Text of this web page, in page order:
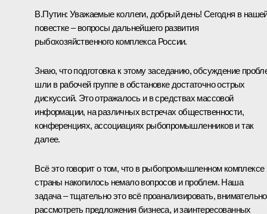
В.Путин: Уважаемые коллеги, добрый день! Сегодня в
повестке – вопросы дальнейшего развития
рыбохозяйственного комплекса России.
Знаю, что подготовка к этому заседанию, обсуждение
шли в рабочей группе в обстановке достаточно острых
дискуссий. Это отражалось и в средствах массовой
информации, на различных встречах общественности,
конференциях, ассоциациях рыбопромышленников и так
далее.
Всё это говорит о том, что в рыбопромышленном комплексе
страны накопилось немало вопросов и проблем. Наша
задача – тщательно это всё проанализировать, внимательно
рассмотреть предложения бизнеса, и заинтересованных